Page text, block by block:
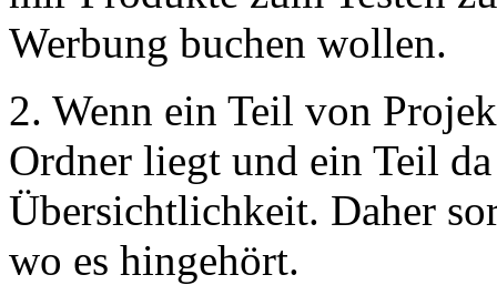
Werbung buchen wollen.
2. Wenn ein Teil von
Ordner liegt und ein Teil
Übersichtlichkeit. Daher
wo es hingehört.